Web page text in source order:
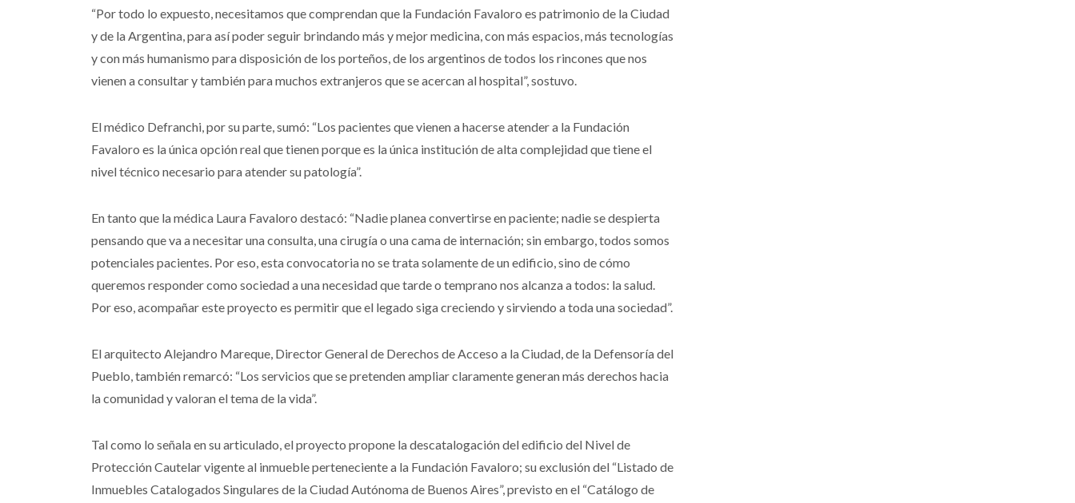
“Por todo lo expuesto, necesitamos que comprendan que la Fundación Favaloro es patrimonio de la Ciudad
y de la Argentina, para así poder seguir brindando más y mejor medicina, con más espacios, más tecnologías
y con más humanismo para disposición de los porteños, de los argentinos de todos los rincones que nos
vienen a consultar y también para muchos extranjeros que se acercan al hospital”, sostuvo.
El médico Defranchi, por su parte, sumó: “Los pacientes que vienen a hacerse atender a la Fundación
Favaloro es la única opción real que tienen porque es la única institución de alta complejidad que tiene el
nivel técnico necesario para atender su patología”.
En tanto que la médica Laura Favaloro destacó: “Nadie planea convertirse en paciente; nadie se despierta
pensando que va a necesitar una consulta, una cirugía o una cama de internación; sin embargo, todos somos
potenciales pacientes. Por eso, esta convocatoria no se trata solamente de un edificio, sino de cómo
queremos responder como sociedad a una necesidad que tarde o temprano nos alcanza a todos: la salud.
Por eso, acompañar este proyecto es permitir que el legado siga creciendo y sirviendo a toda una sociedad”.
El arquitecto Alejandro Mareque, Director General de Derechos de Acceso a la Ciudad, de la Defensoría del
Pueblo, también remarcó: “Los servicios que se pretenden ampliar claramente generan más derechos hacia
la comunidad y valoran el tema de la vida”.
Tal como lo señala en su articulado, el proyecto propone la descatalogación del edificio del Nivel de
Protección Cautelar vigente al inmueble perteneciente a la Fundación Favaloro; su exclusión del “Listado de
Inmuebles Catalogados Singulares de la Ciudad Autónoma de Buenos Aires”, previsto en el “Catálogo de